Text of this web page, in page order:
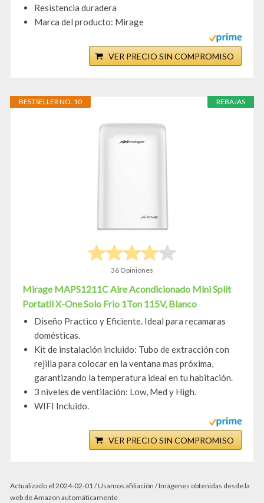
Resistencia duradera
Marca del producto: Mirage
VER PRECIO SIN COMPROMISO
REBAJAS
BESTSELLER NO. 10
36 Opiniones
Mirage MAPS1211C Aire Acondicionado Mini Split
Portatil X-One Solo Frio 1Ton 115V, Blanco
Diseño Practico y Eficiente. Ideal para recamaras
domésticas.
Kit de instalación incluido: Tubo de extracción con
rejilla para colocar en la ventana mas próxima,
garantizando la temperatura ideal en tu habitación.
3 niveles de ventilación: Low, Med y High.
WIFI Incluido.
VER PRECIO SIN COMPROMISO
Actualizado el 2024-02-01 / Usamos afiliación / Imágenes obtenidas desde la
web de Amazon automáticamente